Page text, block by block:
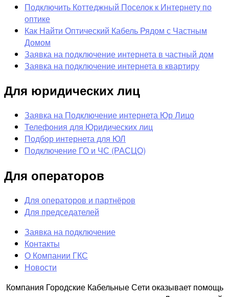
Подключить Коттеджный Поселок к Интернету по
оптике
Как Найти Оптический Кабель Рядом с Частным
Домом
Заявка на подключение интернета в частный дом
Заявка на подключение интернета в квартиру
Для юридических лиц
Заявка на Подключение интернета Юр Лицо
Телефония для Юридических лиц
Подбор интернета для ЮЛ
Подключение ГО и ЧС (РАСЦО)
Для операторов
Для операторов и партнёров
Для председателей
Заявка на подключение
Контакты
О Компании ГКС
Новости
Компания Городские Кабельные Сети оказывает помощь